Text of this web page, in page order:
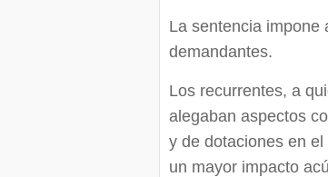
La sentencia impone
demandantes.
Los recurrentes, a
alegaban aspectos
y de dotaciones en
un mayor impacto